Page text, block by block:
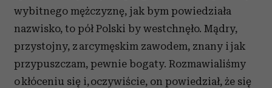
wybitnego mężczyznę, jak bym powiedziała
nazwisko, to pół Polski by westchnęło. Mądry,
przystojny, z arcymęskim zawodem, znany i jak
przypuszczam, pewnie bogaty. Rozmawialiśmy
o kłóceniu się i, oczywiście, on powiedział, że się